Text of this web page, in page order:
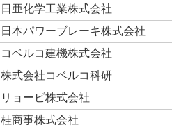
日亜化学工業株式会社
日本パワーブレーキ株式会社
コベルコ建機株式会社
株式会社コベルコ科研
リョービ株式会社
桂商事株式会社